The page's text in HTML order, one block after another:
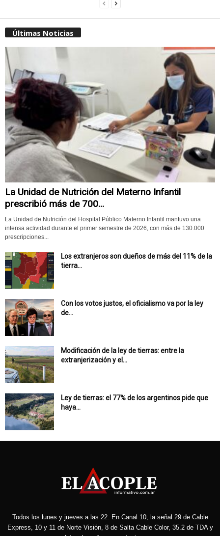
Últimas Noticias
La Unidad de Nutrición del Materno Infantil
prescribió más de 700...
La Unidad de Nutrición del Hospital Público Materno Infantil mantuvo una
intensa actividad durante el primer semestre de 2026, con más de 130.000
prescripciones...
Los extranjeros son dueños de más del 11% de la
tierra...
Con los votos justos, el oficialismo va por la ley
de...
Modificación de la ley de tierras: entre la
extranjerización y el...
Ley de tierras: el 77% de los argentinos pide que
haya...
Todos los lunes y jueves a las 22. En Canal 10, la señal 29 de Cable
Express, 10 y 11 de Norte Visión, 8 de Salta Cable Color, 35.2 de TDA y